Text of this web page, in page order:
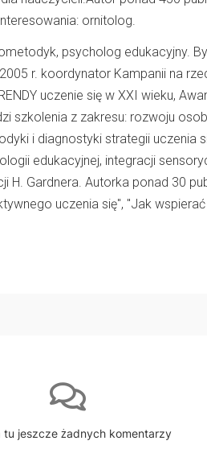
ornitolog.
psycholog edukacyjny.
r. koordynator Kampanii na
uczenie się w XXI wieku,
szkolenia z zakresu: rozwoju
i diagnostyki strategii uczenia
edukacyjnej, integracji
H. Gardnera. Autorka ponad 30
uczenia się", "Jak
tu jeszcze żadnych komentarzy